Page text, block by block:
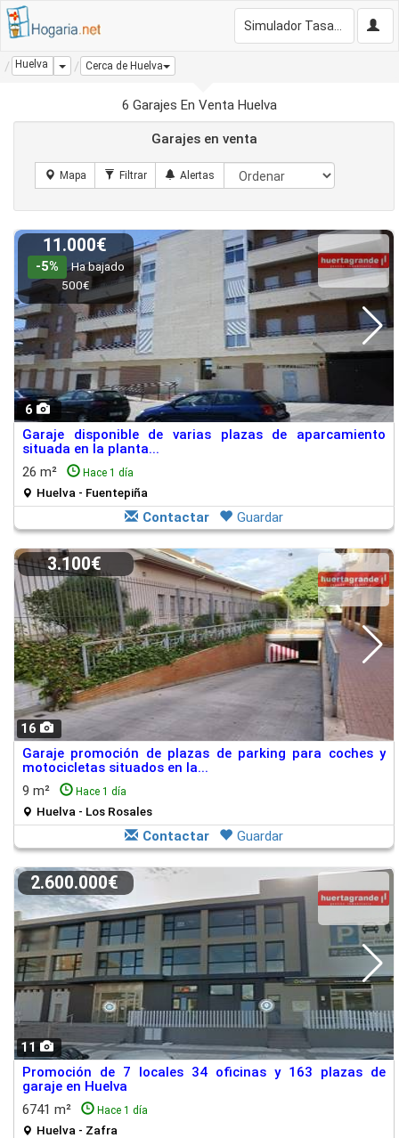
Huelva Dropdown
Cerca de Huelva
6 Garajes En Venta Huelva
Garajes en venta
6
11.000€
-5%
Ha bajado
500€
Garaje disponible de varias plazas de aparcamiento
situada en la planta...
26 m²
Hace 1 día
Huelva - Fuentepiña
Contactar Guardar
16
3.100€
Garaje promoción de plazas de parking para coches y
motocicletas situados en la...
9 m²
Hace 1 día
Huelva - Los Rosales
Contactar Guardar
11
2.600.000€
Promoción de 7 locales 34 oficinas y 163 plazas de
garaje en Huelva
6741 m²
Hace 1 día
Huelva - Zafra